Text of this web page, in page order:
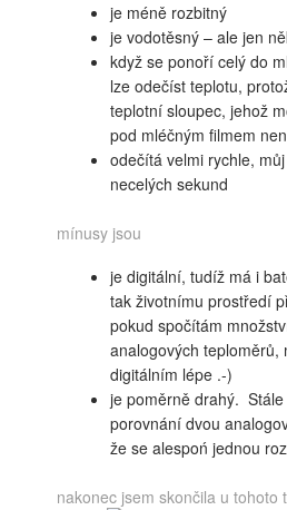
je méně rozbitný
je vodotěsný – ale jen
když se ponoří celý do
lze odečíst teplotu,
teplotní sloupec, jehož
pod mléčným filmem
odečítá velmi rychle,
necelých sekund
mínusy jsou
je digitální, tudíž má i
tak životnímu prostředí
pokud spočítám
analogových teploměrů,
digitálním lépe .-)
je poměrně drahý.
porovnání dvou
že se alespoń jednou
nakonec jsem skončila u tohoto